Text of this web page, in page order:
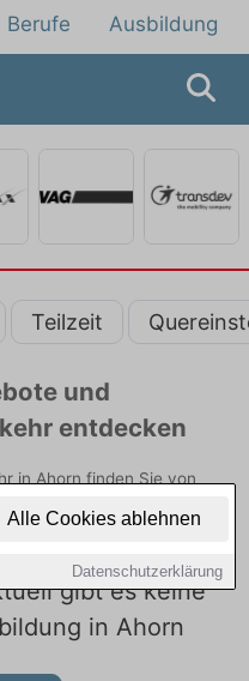
Alle Cookies ablehnen
Datenschutzerklärung
Berufe Ausbildung
Teilzeit
und
entdecken
in Ahorn finden Sie von
Optionen von Top-
noch heute.
gibt es keine
in Ahorn